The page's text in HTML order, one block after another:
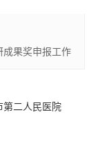
果奖申报工作
第二人民医院